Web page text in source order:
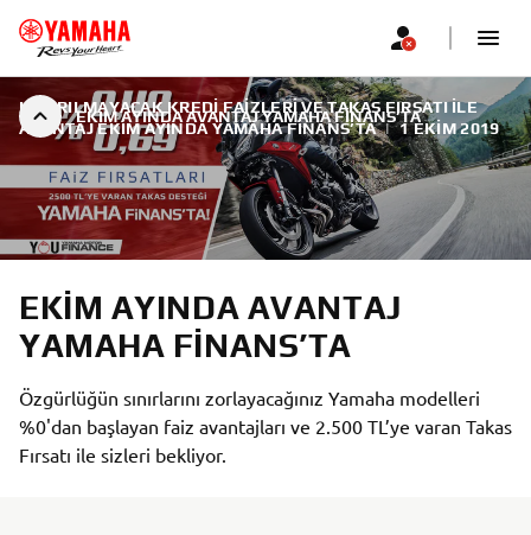
EKIM AYINDA AVANTAJ YAMAHA FINANS’TA
KAÇIRILMAYACAK KREDI FAIZLERI VE TAKAS FIRSATI ILE
AVANTAJ EKIM AYINDA YAMAHA FINANS’TA | 1 EKIM 2019
EKIM AYINDA AVANTAJ
YAMAHA FINANS’TA
Özgürlüğün sınırlarını zorlayacağınız Yamaha modelleri
%0'dan başlayan faiz avantajları ve 2.500 TL’ye varan Takas
Fırsatı ile sizleri bekliyor.